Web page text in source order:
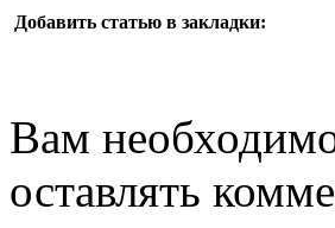
Добавить статью в закладки:
Вам
оставлять